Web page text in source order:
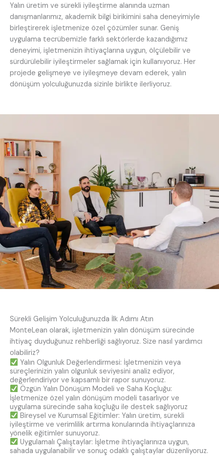
Yalın üretim ve sürekli iyileştirme alanında uzman
danışmanlarımız, akademik bilgi birikimini saha deneyimiyle
birleştirerek işletmenize özel çözümler sunar. Geniş
uygulama tecrübemizle farklı sektörlerde kazandığımız
deneyimi, işletmenizin ihtiyaçlarına uygun, ölçülebilir ve
sürdürülebilir iyileştirmeler sağlamak için kullanıyoruz. Her
projede gelişmeye ve iyileşmeye devam ederek, yalın
dönüşüm yolculuğunuzda sizinle birlikte ilerliyoruz.
Sürekli Gelişim Yolculuğunuzda İlk Adımı Atın
MonteLean olarak, işletmenizin yalın dönüşüm sürecinde
ihtiyaç duyduğunuz rehberliği sağlıyoruz. Size nasıl yardımcı
olabiliriz?
Yalın Olgunluk Değerlendirmesi: İşletmenizin veya
süreçlerinizin yalın olgunluk seviyesini analiz ediyor,
değerlendiriyor ve kapsamlı bir rapor sunuyoruz.
Özgün Yalın Dönüşüm Modeli ve Saha Koçluğu:
İşletmenize özel yalın dönüşüm modeli tasarlıyor ve
uygulama sürecinde saha koçluğu ile destek sağlıyoruz
Bireysel ve Kurumsal Eğitimler: Yalın üretim, sürekli
iyileştirme ve verimlilik artırma konularında ihtiyaçlarınıza
yönelik eğitimler sunuyoruz.
Uygulamalı Çalıştaylar: İşletme ihtiyaçlarınıza uygun,
sahada uygulanabilir ve sonuç odaklı çalıştaylar düzenliyoruz.